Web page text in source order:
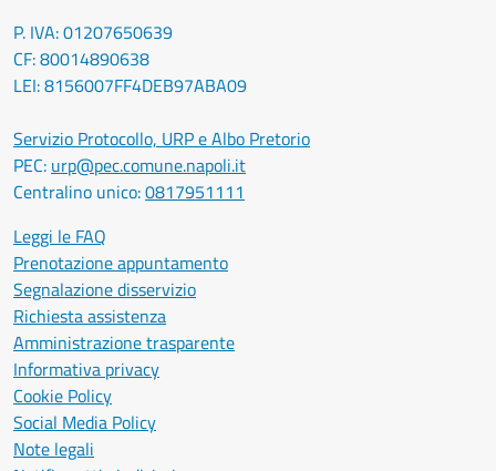
P. IVA: 01207650639
CF: 80014890638
LEI: 8156007FF4DEB97ABA09
Servizio Protocollo, URP e Albo Pretorio
PEC: urp@pec.comune.napoli.it
Centralino unico:0817951111
Leggi le FAQ
Prenotazione appuntamento
Segnalazione disservizio
Richiesta assistenza
Amministrazione trasparente
Informativa privacy
Cookie Policy
Social Media Policy
Note legali